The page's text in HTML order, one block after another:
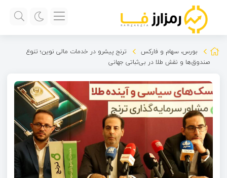
بورس، سهام و فارکس
ترنج پیشرو در خدمات مالی نوین؛ تنوع
صندوق‌ها و نقش طلا در بی‌ثباتی جهانی